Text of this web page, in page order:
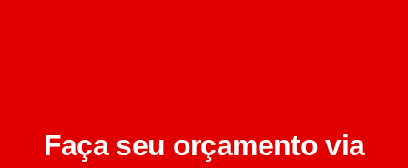
Faça seu orçamento via